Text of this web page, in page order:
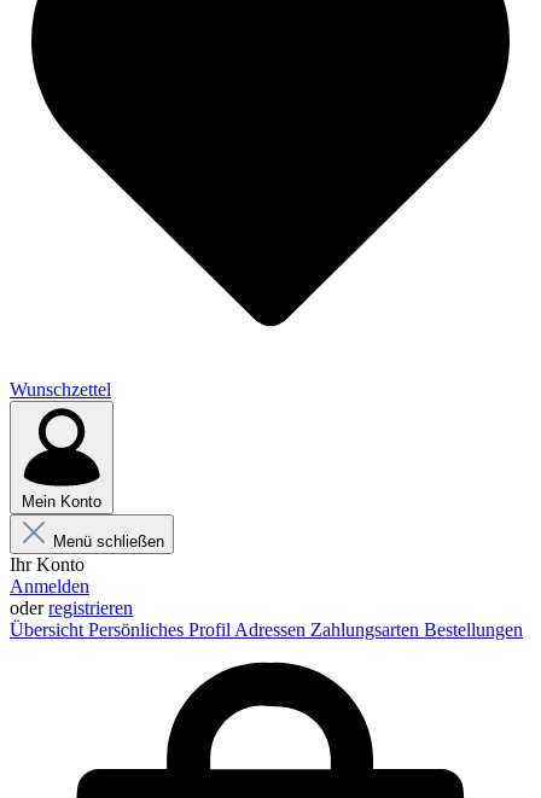
Wunschzettel
Mein Konto
Menü schließen
Ihr Konto
Anmelden
oderregistrieren
Übersicht Persönliches Profil Adressen Zahlungsarten Bestellungen